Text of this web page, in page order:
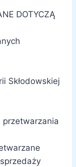
DOTYCZĄ
Skłodowskiej